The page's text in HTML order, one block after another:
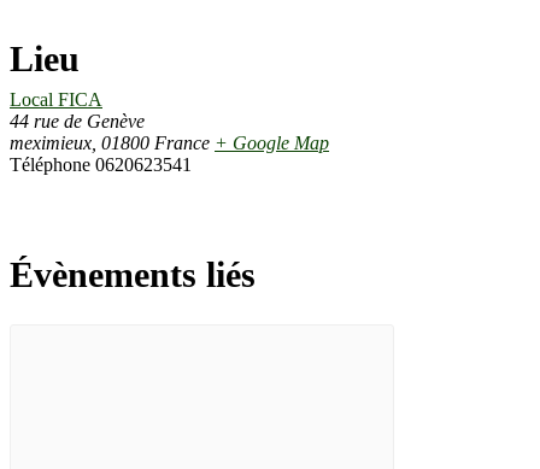
Lieu
Local FICA
44 rue de Genève
meximieux 01800 France + Google Map
Téléphone 0620623541
Évènements liés